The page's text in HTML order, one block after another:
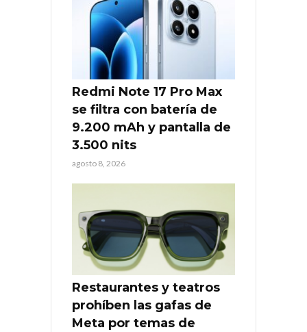
Redmi Note 17 Pro Max
se filtra con batería de
9.200 mAh y pantalla de
3.500 nits
agosto 8, 2026
Restaurantes y teatros
prohíben las gafas de
Meta por temas de